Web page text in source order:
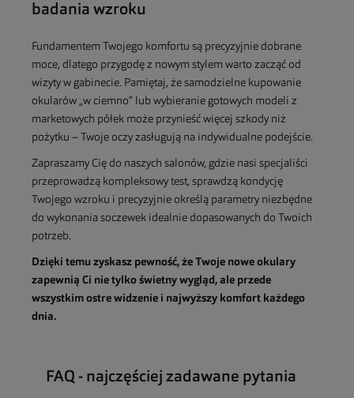
badania wzroku
Fundamentem Twojego komfortu są precyzyjnie dobrane
moce, dlatego przygodę z nowym stylem warto zacząć od
wizyty w gabinecie. Pamiętaj, że samodzielne kupowanie
okularów „w ciemno” lub wybieranie gotowych modeli z
marketowych półek może przynieść więcej szkody niż
pożytku – Twoje oczy zasługują na indywidualne podejście.
Zapraszamy Cię do naszych salonów, gdzie nasi specjaliści
przeprowadzą kompleksowy test, sprawdzą kondycję
Twojego wzroku i precyzyjnie określą parametry niezbędne
do wykonania soczewek idealnie dopasowanych do Twoich
potrzeb.
Dzięki temu zyskasz pewność, że Twoje nowe okulary
zapewnią Ci nie tylko świetny wygląd, ale przede
wszystkim ostre widzenie i najwyższy komfort każdego
dnia.
FAQ - najczęściej zadawane pytania